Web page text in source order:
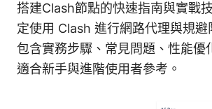
搭建Clash節點的快速指南與實戰
定使用 Clash 進行網路代理與規避
包含實務步驟、常見問題、性能優
適合新手與進階使用者參考。